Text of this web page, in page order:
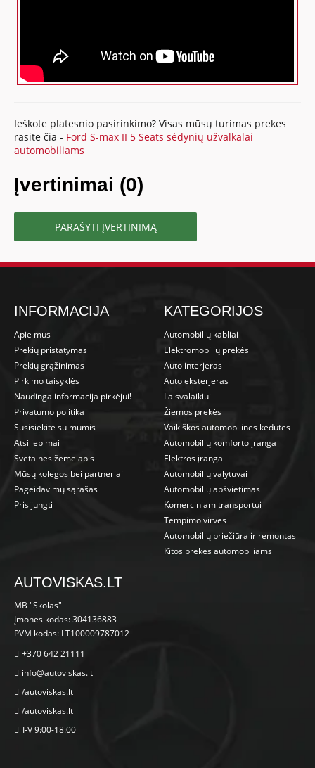
Ieškote platesnio pasirinkimo? Visas mūsų turimas prekes
rasite čia - Ford S-max II 5 Seats sėdynių užvalkalai
automobiliams
Įvertinimai (0)
PARAŠYTI ĮVERTINIMĄ
INFORMACIJA
Apie mus
Prekių pristatymas
Prekių grąžinimas
Pirkimo taisyklės
Naudinga informacija pirkėjui!
Privatumo politika
Susisiekite su mumis
Atsiliepimai
Svetainės žemėlapis
Mūsų kolegos bei partneriai
Pageidavimų sąrašas
Prisijungti
KATEGORIJOS
Automobilių kabliai
Elektromobilių prekės
Auto interjeras
Auto eksterjeras
Laisvalaikiui
Žiemos prekės
Vaikiškos automobilinės kėdutės
Automobilių komforto įranga
Elektros įranga
Automobilių valytuvai
Automobilių apšvietimas
Komerciniam transportui
Tempimo virvės
Automobilių priežiūra ir remontas
Kitos prekės automobiliams
AUTOVISKAS.LT
MB "Skolas"
Įmonės kodas: 304136883
PVM kodas: LT100009787012
+370 642 21111
info@autoviskas.lt
/autoviskas.lt
/autoviskas.lt
I-V 9:00-18:00